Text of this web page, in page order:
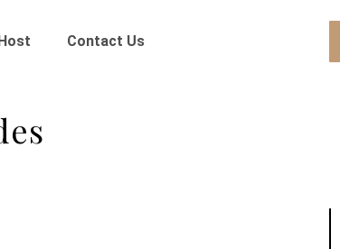
Contact Us